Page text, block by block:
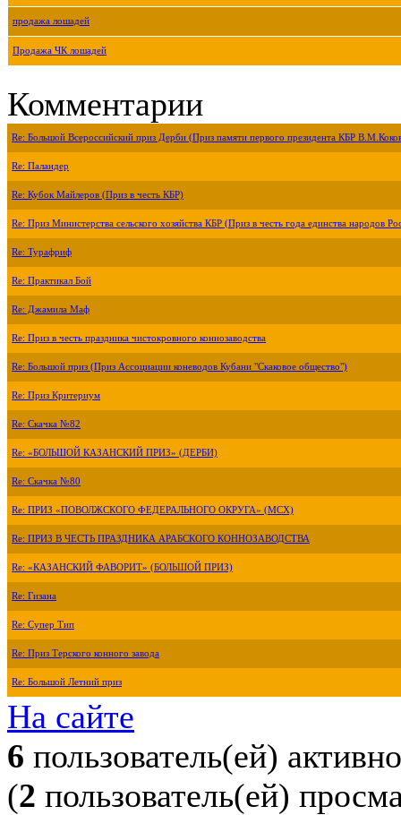
продажа лошадей
Продажа ЧК лошадей
Комментарии
Re: Большой Всероссийский приз Дерби (Приз памяти первого президента КБР
Re: Паландер
Re: Кубок Майлеров (Приз в честь КБР)
Re: Приз Министерства сельского хозяйства КБР (Приз в честь года единства народов
Re: Турафриф
Re: Практикал Бой
Re: Джамила Маф
Re: Приз в честь праздника чистокровного коннозаводства
Re: Большой приз (Приз Ассоциации коневодов Кубани "Скаковое общество")
Re: Приз Критериум
Re: Скачка №82
Re: «БОЛЬШОЙ КАЗАНСКИЙ ПРИЗ» (ДЕРБИ)
Re: Скачка №80
Re: ПРИЗ «ПОВОЛЖСКОГО ФЕДЕРАЛЬНОГО ОКРУГА» (МСХ)
Re: ПРИЗ В ЧЕСТЬ ПРАЗДНИКА АРАБСКОГО КОННОЗАВОДСТВА
Re: «КАЗАНСКИЙ ФАВОРИТ» (БОЛЬШОЙ ПРИЗ)
Re: Гизана
Re: Супер Тип
Re: Приз Терского конного завода
Re: Большой Летний приз
На сайте
6 пользователь(ей) активно
(2 пользователь(ей)